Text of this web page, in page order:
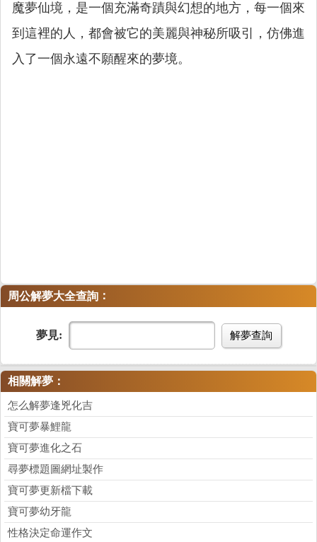
魔夢仙境，是一個充滿奇蹟與幻想的地方，每一個來
到這裡的人，都會被它的美麗與神秘所吸引，仿佛進
入了一個永遠不願醒來的夢境。
周公解夢大全查詢 ：
夢見: 解夢查詢
相關解夢：
怎么解夢逢兇化吉
寶可夢暴鯉龍
寶可夢進化之石
尋夢標題圖網址製作
寶可夢更新檔下載
寶可夢幼牙龍
性格決定命運作文